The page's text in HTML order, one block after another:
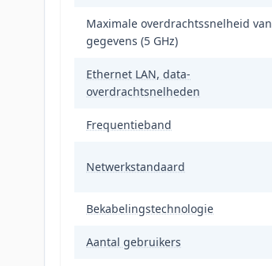
Maximale overdrachtssnelheid van
gegevens (5 GHz)
Ethernet LAN, data-
overdrachtsnelheden
Frequentieband
Netwerkstandaard
Bekabelingstechnologie
Aantal gebruikers